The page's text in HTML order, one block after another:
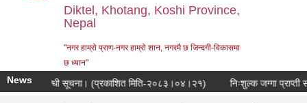
Diktel, Khotang, Koshi Province,
Nepal
"नगर हाम्रो प्राण-नगर हाम्रो शान, नगरमै छ जिन्दगी-विकासमा
छ ध्यान"
News
हुने सम्बन्धी सूचना। (प्रकाशित मिति-२०८३।०४।२१) निःशुल्क जग्गा प्राप्ती